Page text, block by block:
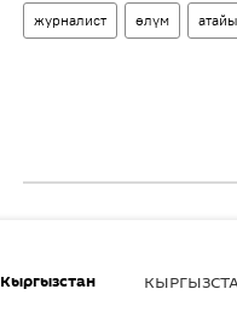
журналист өлүм
Кыргызстан